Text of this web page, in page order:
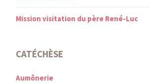
Mission visitation du père René-Luc
CATÉCHÈSE
Aumônerie